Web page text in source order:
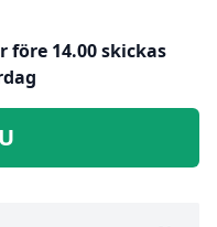
före 14.00 skickas